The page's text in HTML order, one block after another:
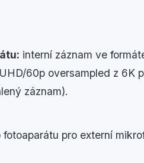
interní záznam ve
60p oversampled z 6K
záznam).
fotoaparátu pro externí